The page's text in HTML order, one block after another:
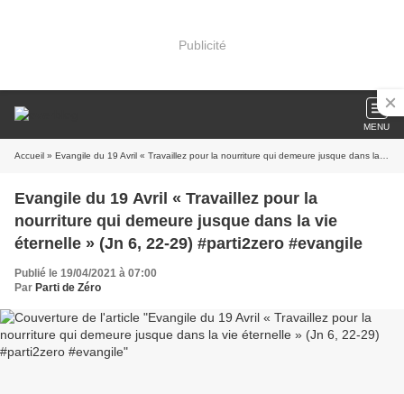
Publicité
MENU
Accueil » Evangile du 19 Avril « Travaillez pour la nourriture qui demeure jusque dans la vie éternelle » (Jn 6, 22-29) #parti2zero #evangile
Evangile du 19 Avril « Travaillez pour la
nourriture qui demeure jusque dans la vie
éternelle » (Jn 6, 22-29) #parti2zero #evangile
Publié le 19/04/2021 à 07:00
Par Parti de Zéro